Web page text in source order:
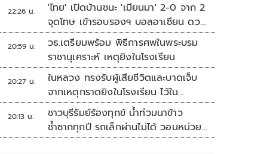
22:26 น.
'ไทย' เปิดบ้านชนะ 'เมียนมา' 2-0 จาก 2
จุดโทษ เข้ารอบรองฯ บอลอาเซียน ดวล
'สิงคโปร์'
20:59 น.
วธ.เตรียมพร้อม พิธีการศพในพระบรม
ราชานุเคราะห์ เหตุยิงในโรงเรียน
20:27 น.
ในหลวง ทรงรับผู้เสียชีวิตและบาดเจ็บ
จากเหตุกราดยิงในโรงเรียน ไว้ใน
พระบรมราชานุเคราะห์
20:13 น.
ชาวบุรีรัมย์ร้องทุกข์ น้ำท่วมนาข้าว
ซ้ำซากทุกปี รถเล็กผ่านไม่ได้ วอนหน่วย
งานเร่งแก้ไข